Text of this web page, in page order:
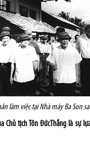
làm việc tại Nhà máy Ba Son
Chủ tịch Tôn ĐứcThắng là